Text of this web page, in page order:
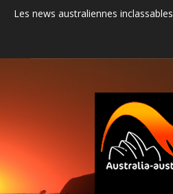
Les news australiennes inclassables